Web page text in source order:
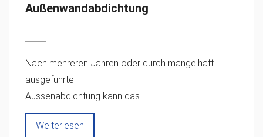
Außenwandabdichtung
Nach mehreren Jahren oder durch mangelhaft
ausgeführte
Aussenabdichtung kann das...
Weiterlesen